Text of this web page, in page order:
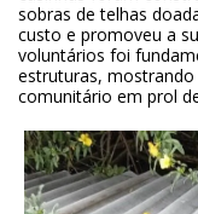
sobras de telhas
custo e promoveu a
voluntários foi
estruturas,
comunitário em prol